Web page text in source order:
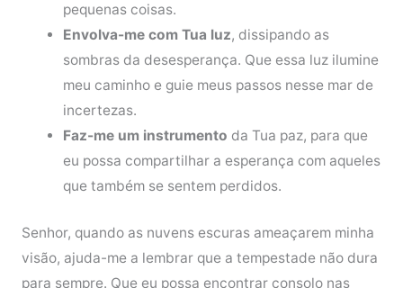
pequenas coisas.
Envolva-me com Tua luz, dissipando as
sombras da desesperança. Que essa luz ilumine
meu caminho e guie meus passos nesse mar de
incertezas.
Faz-me um instrumento da Tua paz, para que
eu possa compartilhar a esperança com aqueles
que também se sentem perdidos.
Senhor, quando as nuvens escuras ameaçarem minha
visão, ajuda-me a lembrar que a tempestade não dura
para sempre. Que eu possa encontrar consolo nas